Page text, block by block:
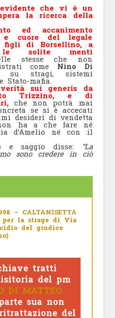
che vi è un
la ricerca della
ed accanimento
e cuore del legale
figli di Borsellino, a
le solite menti
stesse che non
come Nino Di
su stragi, sistemi
mafia.
sui generis da
Trizzino, e di
che non potrà mai
se si è accecati
desideri di vendetta
ha a che fare né
d’Amelio né con il
e saggio disse:“La
sono credere in ciò
– CALTANISETTA
per la strage di Via
del giudice
tratti
del pm
DI MATTEO
sua non
del